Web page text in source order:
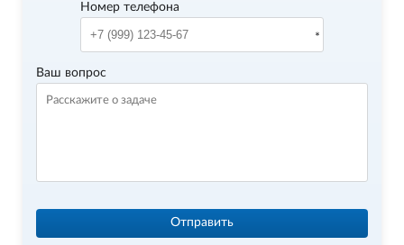
Номер телефона
Ваш вопрос
Отправить